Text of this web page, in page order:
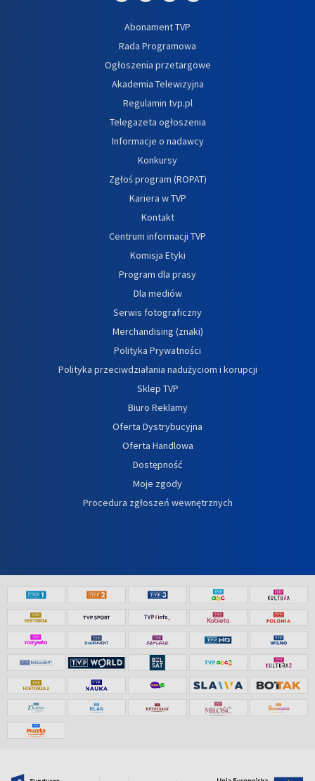
Abonament TVP
Rada Programowa
Ogłoszenia przetargowe
Akademia Telewizyjna
Regulamin tvp.pl
Telegazeta ogłoszenia
Informacje o nadawcy
Konkursy
Zgłoś program (ROPAT)
Kariera w TVP
Kontakt
Centrum informacji TVP
Komisja Etyki
Program dla prasy
Dla mediów
Serwis fotograficzny
Merchandising (znaki)
Polityka Prywatności
Polityka przeciwdziałania nadużyciom i korupcji
Sklep TVP
Biuro Reklamy
Oferta Dystrybucyjna
Oferta Handlowa
Dostępność
Moje zgody
Procedura zgłoszeń wewnętrznych